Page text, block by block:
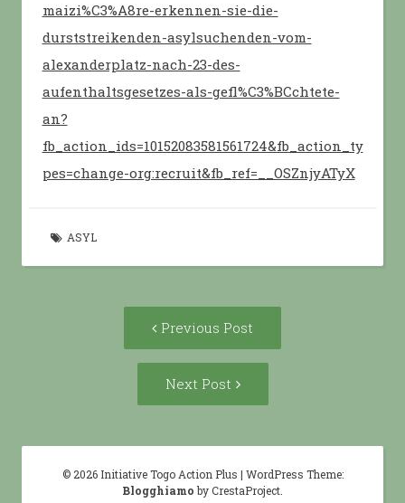
maizi%C3%A8re-erkennen-sie-die-
durststreikenden-asylsuchenden-vom-
alexanderplatz-nach-23-des-
aufenthaltsgesetzes-als-gefl%C3%BCchtete-
an?
fb_action_ids=10152083581561724&fb_action_ty
pes=change-org:recruit&fb_ref=__OSZnjyATyX
ASYL
Previous Post
post:
Next Post
Post:
© 2026 Initiative Togo Action Plus | WordPress Theme:
Blogghiamo by CrestaProject.